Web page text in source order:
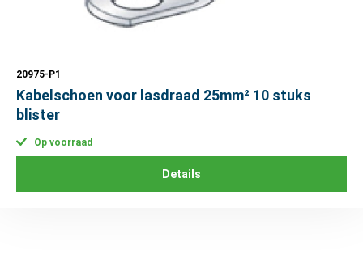
20975-P1
Kabelschoen voor lasdraad 25mm² 10 stuks
blister
Op voorraad
Details